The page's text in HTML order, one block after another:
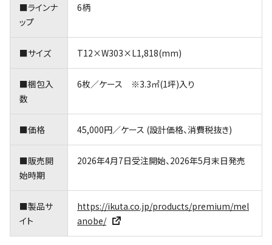
■ラインナ
ップ
6柄
■サイズ T12×W303×L1,818(mm)
■梱包入
数
6枚／ケース ※3.3㎡(1坪)入り
■価格 45,000円／ケース (設計価格、消費税抜き)
■販売開
始時期
2026年4月7日受注開始、2026年5月末日発売
■製品サ
イト
https://ikuta.co.jp/products/premium/mel
anobe/